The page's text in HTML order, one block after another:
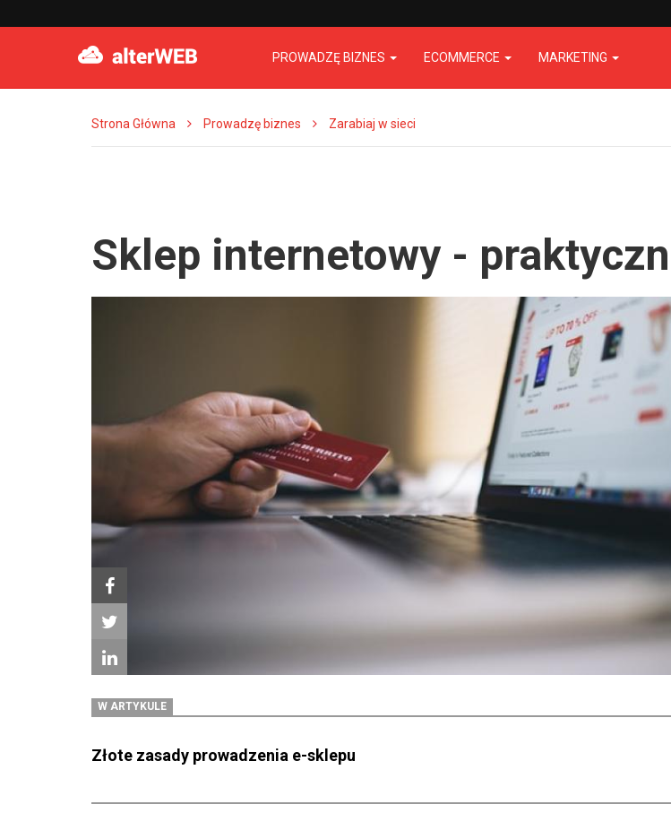
PROWADZĘ BIZNES ECOMMERCE MARKETING
Strona Główna Prowadzę biznes Zarabiaj w sieci
Sklep internetowy -
W ARTYKULE
Złote zasady prowadzenia e-sklepu